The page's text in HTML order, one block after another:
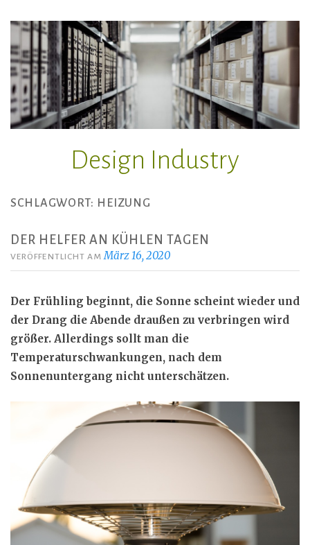
Zum
Inhalt
springen
Design Industry
SCHLAGWORT: HEIZUNG
DER HELFER AN KÜHLEN TAGEN
VERÖFFENTLICHT AMMärz 16, 2020
Der Frühling beginnt, die Sonne scheint wieder und
der Drang die Abende draußen zu verbringen wird
größer. Allerdings sollt man die
Temperaturschwankungen, nach dem
Sonnenuntergang nicht unterschätzen.